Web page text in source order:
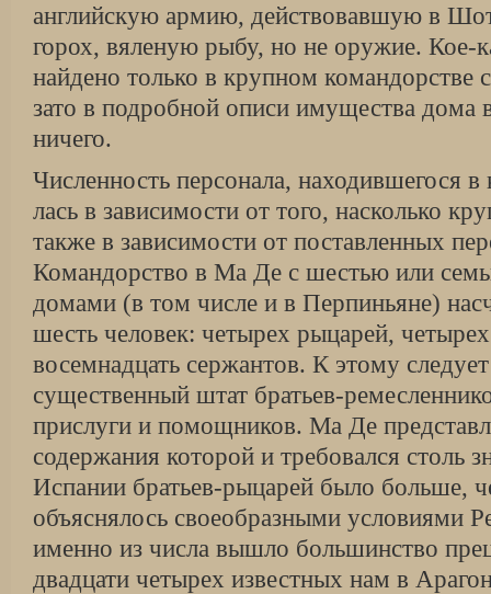
английскую армию, дейст­вовавшую в
горох, вяленую рыбу, но не ору­жие. Кое-
найдено только в крупном командорстве
зато в подробной описи имущества
ничего.
Численность персонала, находившегося
лась в зависимости от того, насколько
также в зависимости от поставленных
Командорство в Ма Де с шестью или
домами (в том числе и в Перпиньяне)
шесть человек: четырех рыцарей,
восемнадцать сержантов. К этому
существенный штат братьев-
прислуги и помощников. Ма Де
содержания которой и требовался столь
Испании братьев-рыцарей было больше,
объяснялось своеобразными условиями
именно из числа вышло большинство
двадцати четырех известных нам в